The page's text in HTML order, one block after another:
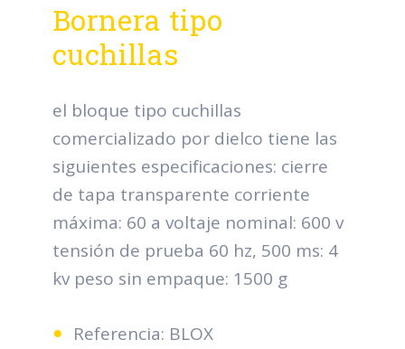
Bornera tipo
cuchillas
el bloque tipo cuchillas
comercializado por dielco tiene las
siguientes especificaciones: cierre
de tapa transparente corriente
máxima: 60 a voltaje nominal: 600 v
tensión de prueba 60 hz, 500 ms: 4
kv peso sin empaque: 1500 g
Referencia: BLOX